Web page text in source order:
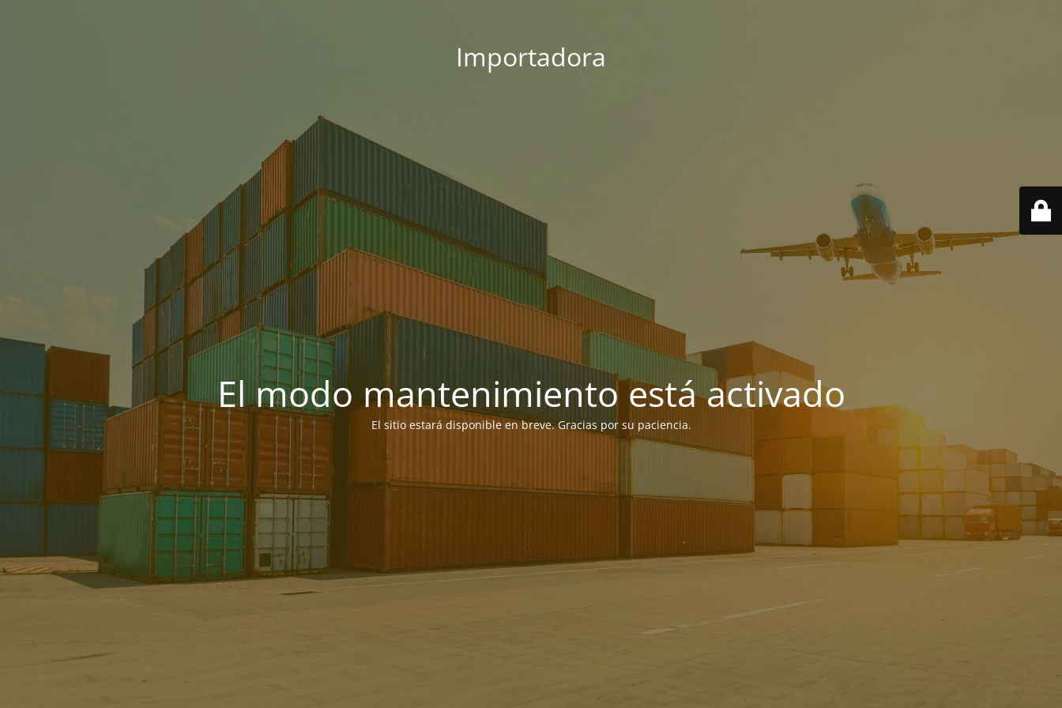
Importadora
El modo mantenimiento está activado
El sitio estará disponible en breve. Gracias por su paciencia.